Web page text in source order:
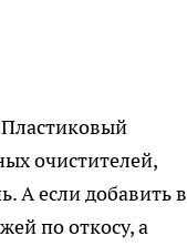
Пластиковый
очистителей,
А если добавить в
по откосу, а